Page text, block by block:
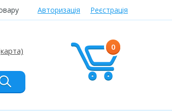
Авторизація Реєстрація
0